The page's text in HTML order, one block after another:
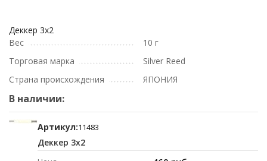
Деккер 3х2
Вес
10 г
Торговая марка
Silver Reed
Страна происхождения
ЯПОНИЯ
В наличии:
Артикул:11483
Деккер 3х2